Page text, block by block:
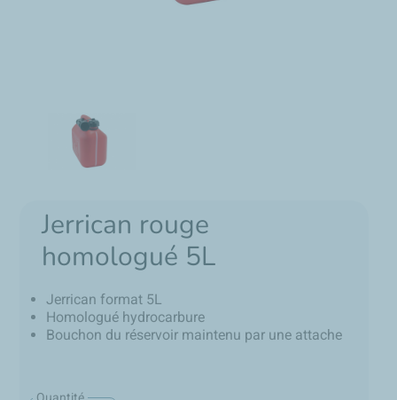
Jerrican rouge
homologué 5L
Jerrican format 5L
Homologué hydrocarbure
Bouchon du réservoir maintenu par une attache
Quantité